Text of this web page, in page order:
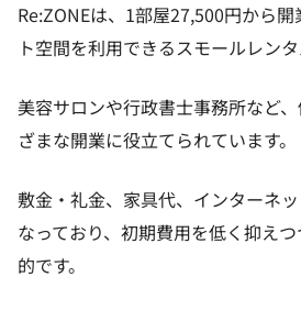
Re:ZONEは、1部屋27,500円から
ト空間を利用できるスモールレンタ
美容サロンや行政書士事務所など
ざまな開業に役立てられています。
敷金・礼金、家具代、インターネ
なっており、初期費用を低く抑え
的です。